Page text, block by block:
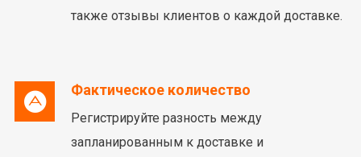
также отзывы клиентов о каждой доставке.
Фактическое количество
Регистрируйте разность между
запланированным к доставке и